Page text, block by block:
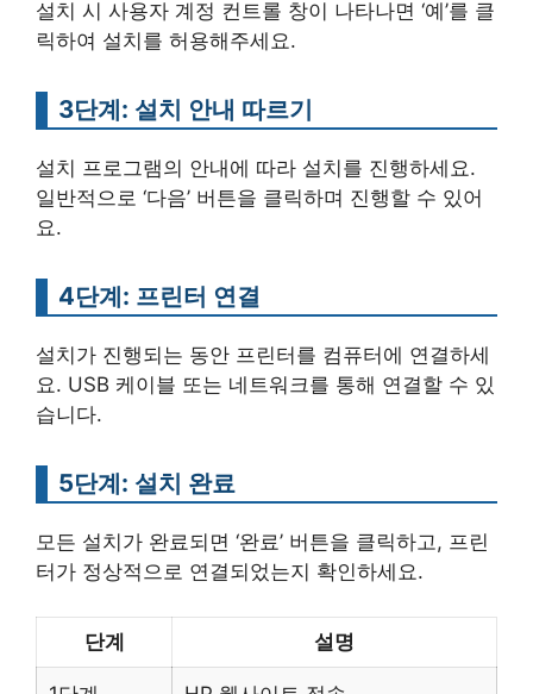
설치 시 사용자 계정 컨트롤 창이 나타나면 ‘예’를 클
릭하여 설치를 허용해주세요.
3단계: 설치 안내 따르기
설치 프로그램의 안내에 따라 설치를 진행하세요.
일반적으로 ‘다음’ 버튼을 클릭하며 진행할 수 있어
요.
4단계: 프린터 연결
설치가 진행되는 동안 프린터를 컴퓨터에 연결하세
요. USB 케이블 또는 네트워크를 통해 연결할 수 있
습니다.
5단계: 설치 완료
모든 설치가 완료되면 ‘완료’ 버튼을 클릭하고, 프린
터가 정상적으로 연결되었는지 확인하세요.
단계 설명